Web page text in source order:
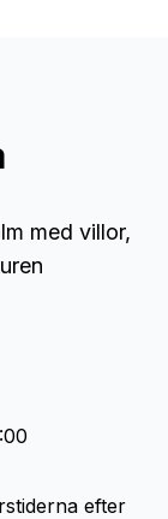
med villor,
efter